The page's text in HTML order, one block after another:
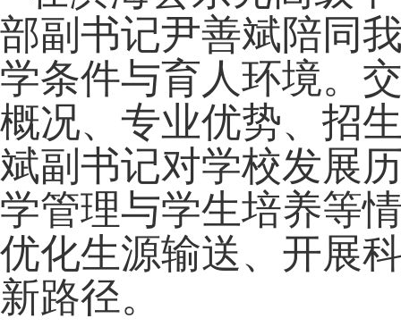
部副书记尹善斌陪同
学条件与育人环境。
概况、专业优势、招
斌副书记对学校发展
学管理与学生培养等
优化生源输送、开展
新路径。